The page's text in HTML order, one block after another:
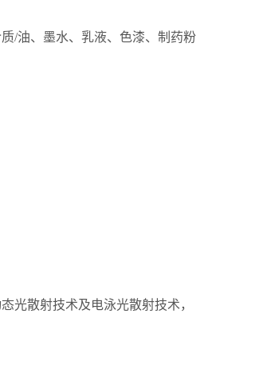
/油、墨水、乳液、色漆、制药粉
光散射技术及电泳光散射技术，